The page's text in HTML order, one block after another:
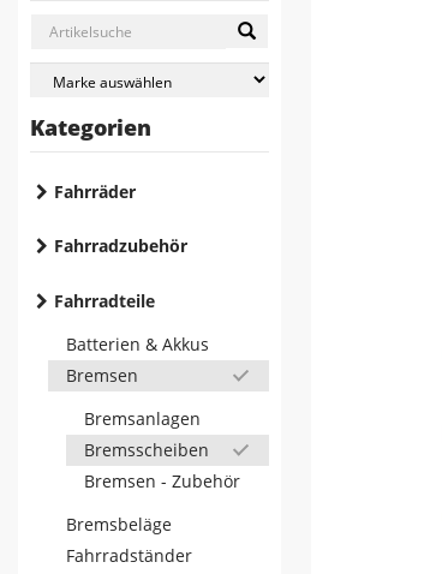
Kategorien
Fahrräder
Fahrradzubehör
Fahrradteile
Batterien & Akkus
Bremsen
Bremsanlagen
Bremsscheiben
Bremsen - Zubehör
Bremsbeläge
Fahrradständer